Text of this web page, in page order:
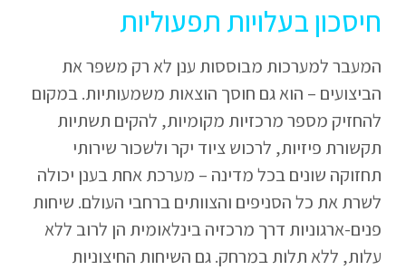
חיסכון בעלויות תפעוליות
המעבר למערכות מבוססות ענן לא רק משפר את
הביצועים – הוא גם חוסך הוצאות משמעותיות. במקום
להחזיק מספר מרכזיות מקומיות, להקים תשתיות
תקשורת פיזיות, לרכוש ציוד יקר ולשכור שירותי
תחזוקה שונים בכל מדינה – מערכת אחת בענן יכולה
לשרת את כל הסניפים והצוותים ברחבי העולם. שיחות
פנים-ארגוניות דרך מרכזיה בינלאומית הן לרוב ללא
עלות, ללא תלות במרחק. גם השיחות החיצוניות